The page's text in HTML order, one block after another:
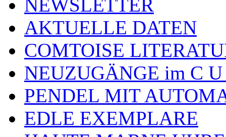
NEWSLETTER
AKTUELLE DATEN
COMTOISE
NEUZUGÄNGE im C
PENDEL MIT
EDLE EXEMPLARE